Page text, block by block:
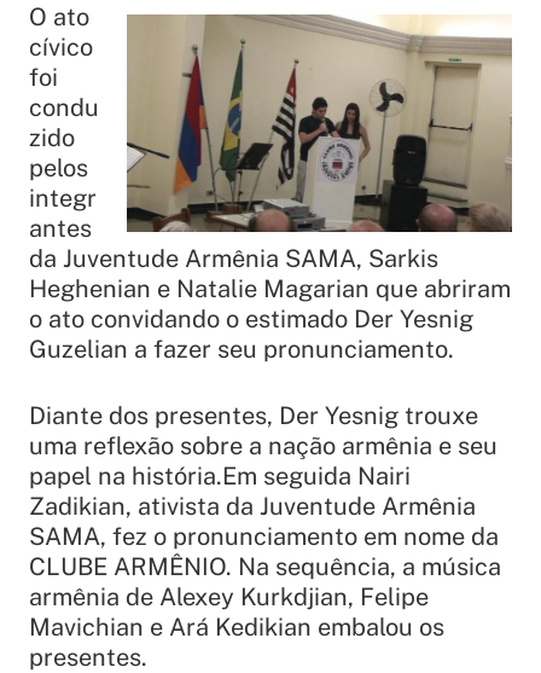
O ato
cívico
foi
condu
zido
pelos
integr
antes
da Juventude Armênia SAMA, Sarkis
Heghenian e Natalie Magarian que abriram
o ato convidando o estimado Der Yesnig
Guzelian a fazer seu pronunciamento.
Diante dos presentes, Der Yesnig trouxe
uma reflexão sobre a nação armênia e seu
papel na história.Em seguida Nairi
Zadikian, ativista da Juventude Armênia
SAMA, fez o pronunciamento em nome da
CLUBE ARMÊNIO. Na sequência, a música
armênia de Alexey Kurkdjian, Felipe
Mavichian e Ará Kedikian embalou os
presentes.